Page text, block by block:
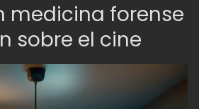
medicina forense
sobre el cine